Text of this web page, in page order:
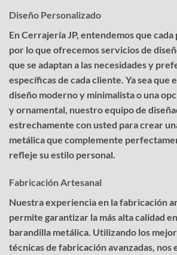
Diseño Personalizado
En Cerrajería JP, entendemos que
por lo que ofrecemos servicios de
que se adaptan a las necesidades y
específicas de cada cliente. Ya sea que
diseño moderno y minimalista o una
y ornamental, nuestro equipo de
estrechamente con usted para crear
metálica que complemente
refleje su estilo personal.
Fabricación Artesanal
Nuestra experiencia en la fabricación
permite garantizar la más alta calidad
barandilla metálica. Utilizando los
técnicas de fabricación avanzadas, nos